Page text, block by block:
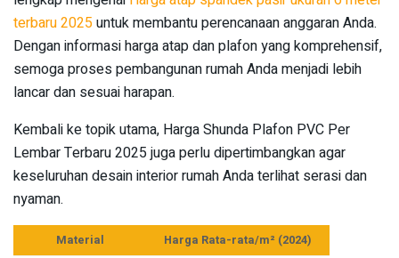
terbaru 2025untuk membantu perencanaan anggaran Anda.
Dengan informasi harga atap dan plafon yang komprehensif,
semoga proses pembangunan rumah Anda menjadi lebih
lancar dan sesuai harapan.
Kembali ke topik utama, Harga Shunda Plafon PVC Per
Lembar Terbaru 2025 juga perlu dipertimbangkan agar
keseluruhan desain interior rumah Anda terlihat serasi dan
nyaman.
Material
Harga Rata-rata/m² (2024)